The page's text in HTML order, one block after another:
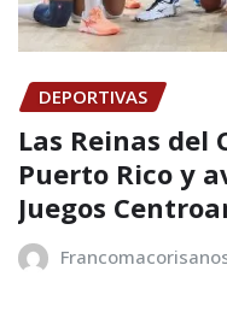
DEPORTIVAS
Las Reinas del
Puerto Rico y
Juegos